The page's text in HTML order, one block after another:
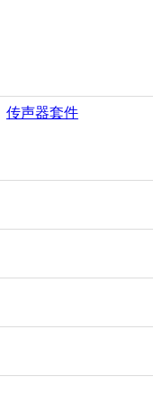
传声器套件